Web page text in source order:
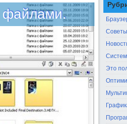
файлами.
Это